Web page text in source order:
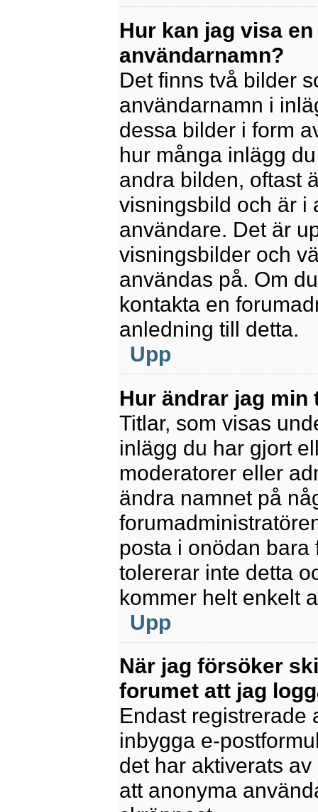
Hur kan jag visa
användarnamn?
Det finns två bilder
användarnamn i
dessa bilder i form
hur många inlägg
andra bilden, oftast
visningsbild och är i
användare. Det är
visningsbilder och
användas på. Om
kontakta en
anledning till detta.
Upp
Hur ändrar jag min
Titlar, som visas
inlägg du har gjort
moderatorer eller
ändra namnet på
posta i onödan bara
tolererar inte detta
kommer helt enkelt
Upp
När jag försöker
forumet att jag
Endast registrerade
inbygga e-
det har aktiverats
att anonyma